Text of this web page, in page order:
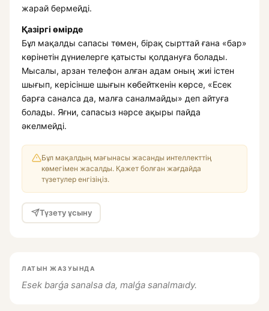
жарай бермейді.
Қазіргі өмірде
Бұл мақалды сапасы төмен, бірақ сырттай ғана «бар»
көрінетін дүниелерге қатысты қолдануға болады.
Мысалы, арзан телефон алған адам оның жиі істен
шығып, керісінше шығын көбейткенін көрсе, «Есек
барға саналса да, малға саналмайды» деп айтуға
болады. Яғни, сапасыз нәрсе ақыры пайда
әкелмейді.
Бұл мақалдың мағынасы жасанды интеллекттің
көмегімен жасалды. Қажет болған жағдайда
түзетулер енгізіңіз.
Түзету ұсыну
ЛАТЫН ЖАЗУЫНДА
Esek barǵa sanalsa da, malǵa sanalmaıdy.